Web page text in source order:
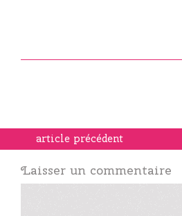
article précédent
Laisser un commentaire